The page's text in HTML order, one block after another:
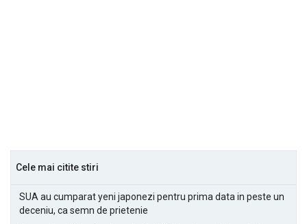
Cele mai citite stiri
SUA au cumparat yeni japonezi pentru prima data in peste un
deceniu, ca semn de prietenie